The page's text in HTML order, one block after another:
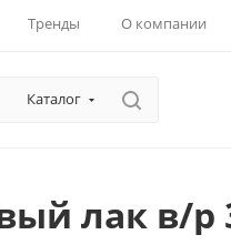
Тренды О компании
Каталог
лак в/р